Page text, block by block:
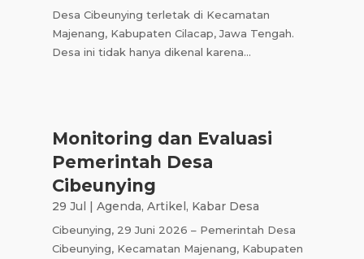
Desa Cibeunying terletak di Kecamatan
Majenang, Kabupaten Cilacap, Jawa Tengah.
Desa ini tidak hanya dikenal karena...
Monitoring dan Evaluasi
Pemerintah Desa
Cibeunying
29 Jul | Agenda, Artikel, Kabar Desa
Cibeunying, 29 Juni 2026 – Pemerintah Desa
Cibeunying, Kecamatan Majenang, Kabupaten